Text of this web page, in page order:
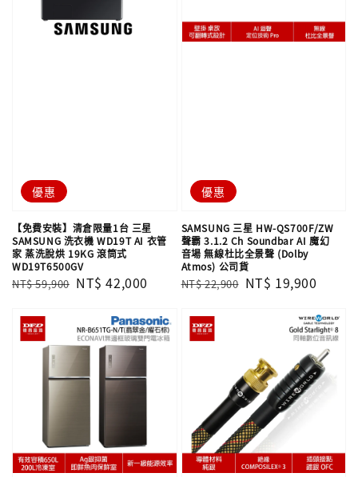
優惠
【免費安裝】清倉限量1台 三星
SAMSUNG 洗衣機 WD19T AI 衣管
家 蒸洗脫烘 19KG 滾筒式
WD19T6500GV
Regular
NT$ 59,900 Sale
NT$ 42,000
優惠
SAMSUNG 三星 HW-QS700F/ZW
聲霸 3.1.2 Ch Soundbar AI 魔幻
音場 無線杜比全景聲 (Dolby
Atmos) 公司貨
Regular
NT$ 22,900 Sale
NT$ 19,900